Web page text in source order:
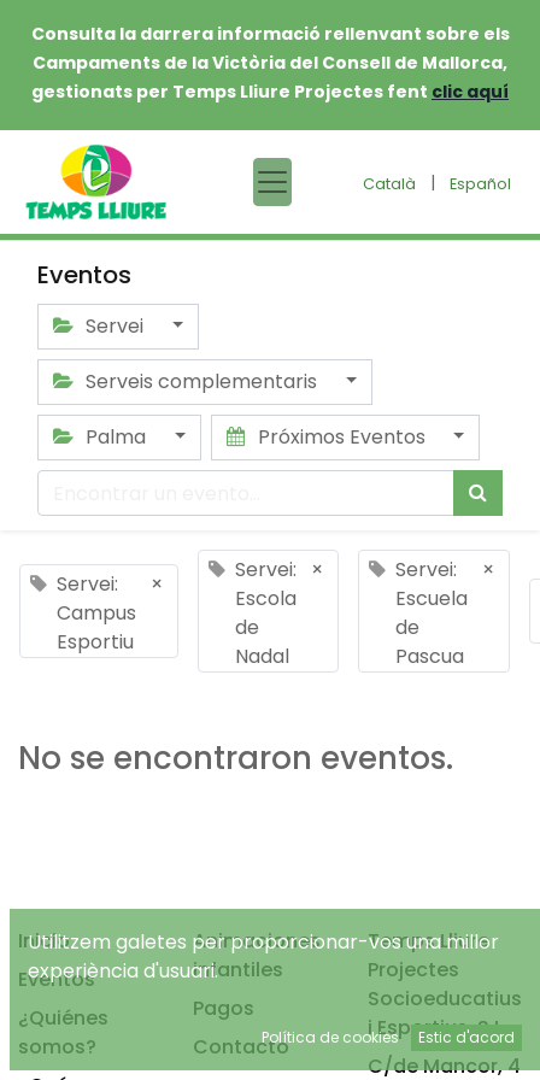
Consulta la darrera informació rellenvant sobre els
Campaments de la Victòria del Consell de Mallorca,
gestionats per Temps Lliure Projectes fent clic aquí
Català | Español
Eventos
Servei
Serveis complementaris
Palma
Próximos Eventos
Servei:
Campus
Esportiu
×
Servei:
Escola
de
Nadal
×
Servei:
Escuela
de
Pascua
×
No se encontraron eventos.
Inicio
Eventos
¿Quiénes
somos?
Animaciones
infantiles
Pagos
Contacto
Temps Lliure
Projectes
Socioeducatius
i Esportius, S.L.
C/de Mancor, 4
Utilitzem galetes per proporcionar-vos una millor
experiència d'usuari.
Política de cookies Estic d'acord